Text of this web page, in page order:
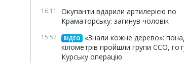
16:11
Окупанти вдарили артилерією по
Краматорську: загинув чоловік
15:52 ВІДЕО
«Знали кожне дерево»:
кілометрів пройшли групи ССО,
Курську операцію